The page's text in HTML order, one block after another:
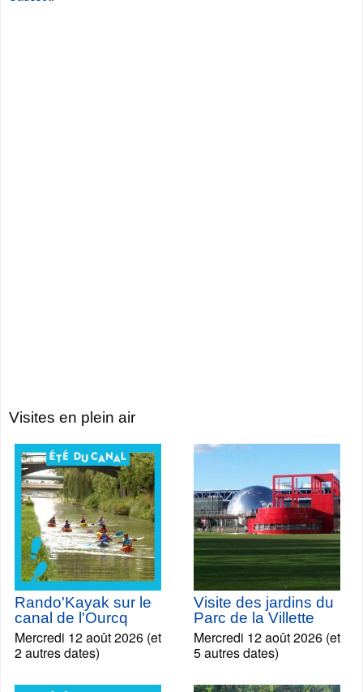
Visites en plein air
Rando'Kayak sur le
canal de l'Ourcq
Mercredi 12 août 2026 (et
2 autres dates)
Visite des jardins du
Parc de la Villette
Mercredi 12 août 2026 (et
5 autres dates)